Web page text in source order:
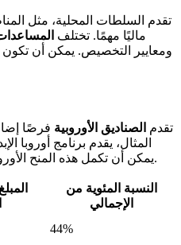
تقدم السلطات المحلية، مثل
ماليًا مهمًا. تختلف
ومعايير التخصيص. يمكن أن
تقدم الصناديق الأوروبية فرصًا
يمكن أن تكمل هذه المنح الأوروبية المساعدات الوطنية والمحلية.
النسبة المئوية من
الإجمالي
44%